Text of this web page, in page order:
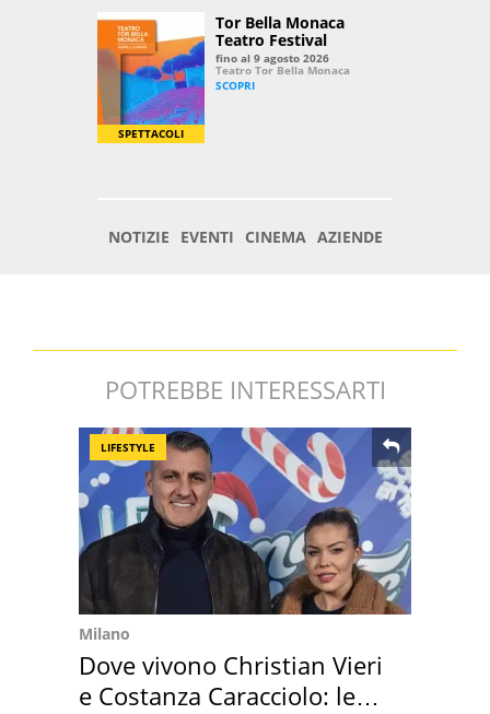
POTREBBE INTERESSARTI
LIFESTYLE
Milano
Dove vivono Christian Vieri
e Costanza Caracciolo: le